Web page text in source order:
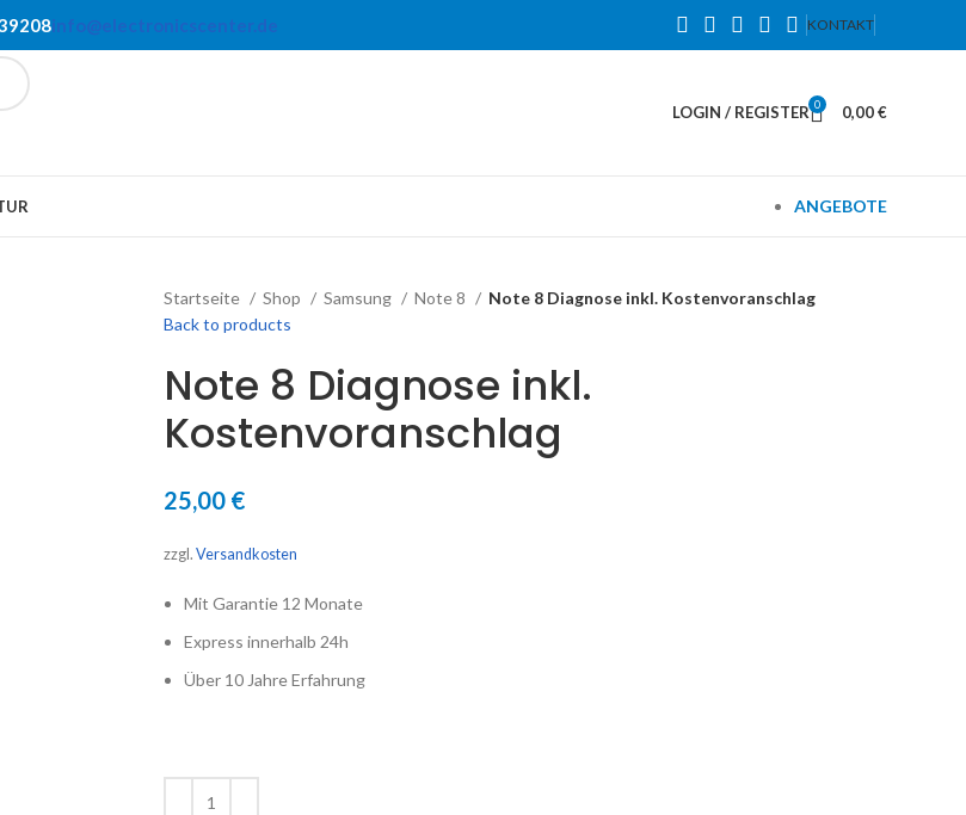
info@electronicscenter.de KONTAKT
LOGIN / REGISTER 0 0,00€
ANGEBOTE
Startseite Shop Samsung Note 8
Note 8 Diagnose inkl. Kostenvoranschlag
Back to products
Note 8 Diagnose inkl.
Kostenvoranschlag
25,00 €
zzgl. Versandkosten
Mit Garantie 12 Monate
Express innerhalb 24h
Über 10 Jahre Erfahrung